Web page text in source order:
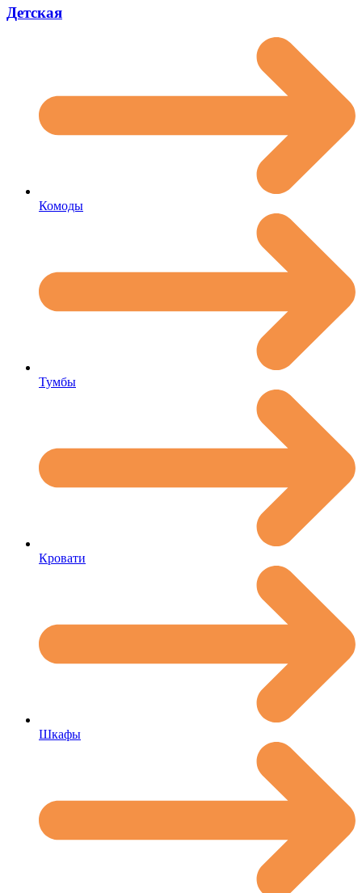
Детская
Комоды
Тумбы
Кровати
Шкафы